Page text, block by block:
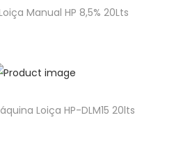
Manual HP 8,5% 20Lts
Loiça HP-DLM15 20lts